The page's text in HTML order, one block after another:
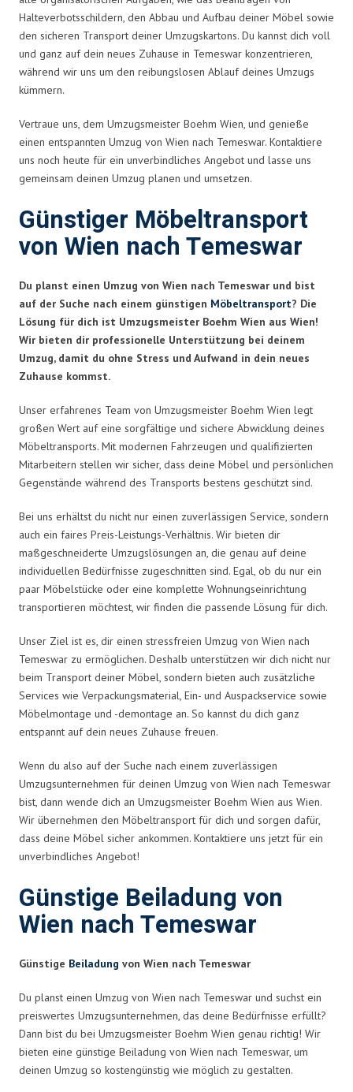
Halteverbotsschildern, den Abbau und Aufbau deiner Möbel sowie
den sicheren Transport deiner Umzugskartons. Du kannst dich voll
und ganz auf dein neues Zuhause in Temeswar konzentrieren,
während wir uns um den reibungslosen Ablauf deines Umzugs
kümmern.
Vertraue uns, dem Umzugsmeister Boehm Wien, und genieße
einen entspannten Umzug von Wien nach Temeswar. Kontaktiere
uns noch heute für ein unverbindliches Angebot und lasse uns
gemeinsam deinen Umzug planen und umsetzen.
Günstiger Möbeltransport
von Wien nach Temeswar
Du planst einen Umzug von Wien nach Temeswar und bist
auf der Suche nach einem günstigen Möbeltransport? Die
Lösung für dich ist Umzugsmeister Boehm Wien aus Wien!
Wir bieten dir professionelle Unterstützung bei deinem
Umzug, damit du ohne Stress und Aufwand in dein neues
Zuhause kommst.
Unser erfahrenes Team von Umzugsmeister Boehm Wien legt
großen Wert auf eine sorgfältige und sichere Abwicklung deines
Möbeltransports. Mit modernen Fahrzeugen und qualifizierten
Mitarbeitern stellen wir sicher, dass deine Möbel und persönlichen
Gegenstände während des Transports bestens geschützt sind.
Bei uns erhältst du nicht nur einen zuverlässigen Service, sondern
auch ein faires Preis-Leistungs-Verhältnis. Wir bieten dir
maßgeschneiderte Umzugslösungen an, die genau auf deine
individuellen Bedürfnisse zugeschnitten sind. Egal, ob du nur ein
paar Möbelstücke oder eine komplette Wohnungseinrichtung
transportieren möchtest, wir finden die passende Lösung für dich.
Unser Ziel ist es, dir einen stressfreien Umzug von Wien nach
Temeswar zu ermöglichen. Deshalb unterstützen wir dich nicht nur
beim Transport deiner Möbel, sondern bieten auch zusätzliche
Services wie Verpackungsmaterial, Ein- und Auspackservice sowie
Möbelmontage und -demontage an. So kannst du dich ganz
entspannt auf dein neues Zuhause freuen.
Wenn du also auf der Suche nach einem zuverlässigen
Umzugsunternehmen für deinen Umzug von Wien nach Temeswar
bist, dann wende dich an Umzugsmeister Boehm Wien aus Wien.
Wir übernehmen den Möbeltransport für dich und sorgen dafür,
dass deine Möbel sicher ankommen. Kontaktiere uns jetzt für ein
unverbindliches Angebot!
Günstige Beiladung von
Wien nach Temeswar
Günstige Beiladung von Wien nach Temeswar
Du planst einen Umzug von Wien nach Temeswar und suchst ein
preiswertes Umzugsunternehmen, das deine Bedürfnisse erfüllt?
Dann bist du bei Umzugsmeister Boehm Wien genau richtig! Wir
bieten eine günstige Beiladung von Wien nach Temeswar, um
deinen Umzug so kostengünstig wie möglich zu gestalten.